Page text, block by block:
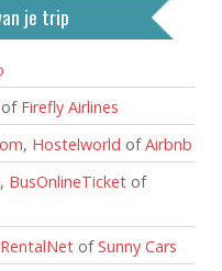
je trip
of Firefly Airlines
, Hostelworld ofAirbnb
, BusOnlineTicket of
ofSunny Cars